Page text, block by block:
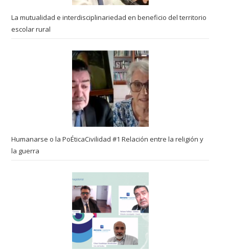
La mutualidad e interdisciplinariedad en beneficio del territorio
escolar rural
Humanarse o la PoÉticaCivilidad #1 Relación entre la religión y
la guerra